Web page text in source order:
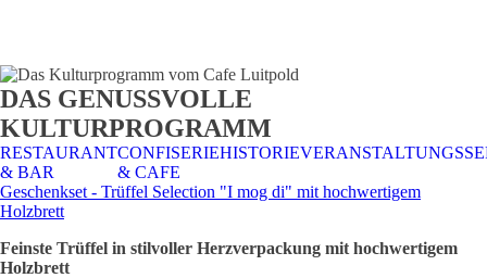
CAFE &
RESTAURANT
TISCHRESERVIERUNG
& KARTE
TISCHRESERVIERUNG
& SPEISEKARTE
DAS GENUSSVOLLE
KULTURPROGRAMM
RESTAURANT
& BAR
CONFISERIE
& CAFE
HISTORIE
Geschenkset - Trüffel Selection "I mog di" mit hochwertigem
Holzbrett
Feinste Trüffel in stilvoller Herzverpackung mit hochwertigem
Holzbrett